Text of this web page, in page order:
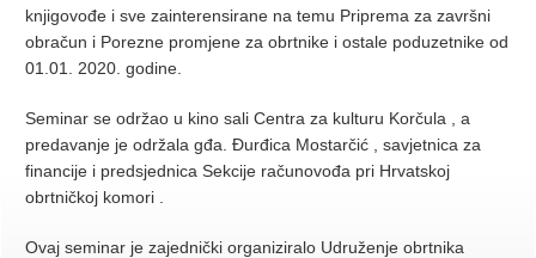
knjigovođe i sve zainterensirane na temu Priprema za završni
obračun i Porezne promjene za obrtnike i ostale poduzetnike od
01.01. 2020. godine.
Seminar se održao u kino sali Centra za kulturu Korčula , a
predavanje je održala gđa. Đurđica Mostarčić , savjetnica za
financije i predsjednica Sekcije računovođa pri Hrvatskoj
obrtničkoj komori .
Ovaj seminar je zajednički organiziralo Udruženje obrtnika